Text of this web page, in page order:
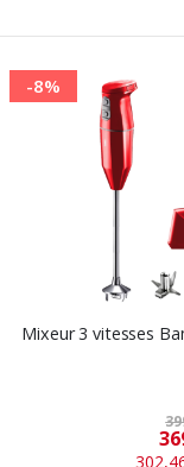
-8%
Mixeur 3 vitesses